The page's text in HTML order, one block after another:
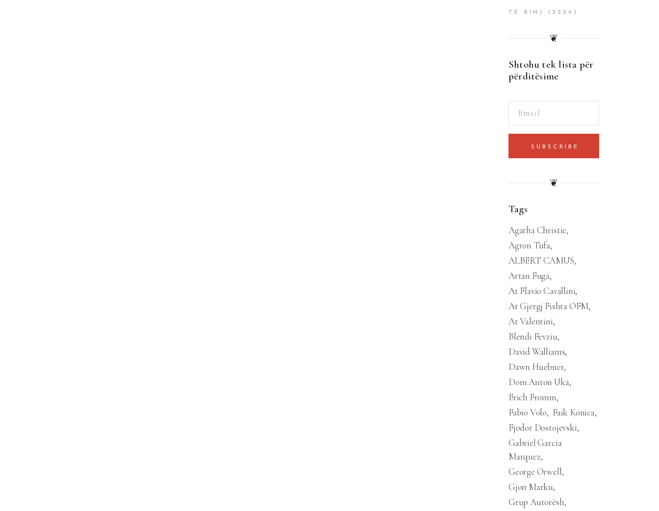
TË RINJ (2229)
❦
Shtohu tek lista për
përditësime
SUBSCRIBE
❦
Tags
Agatha Christie
Agron Tufa
ALBERT CAMUS
Artan Fuga
At Flavio Cavallini
At Gjergj Fishta OFM
At Valentini
Blendi Fevziu
David Walliams
Dawn Huebner
Dom Anton Uka
Erich Fromm
Fabio Volo
Faik Konica
Fjodor Dostojevski
Gabriel Garcia
Marquez
George Orwell
Gjon Marku
Grup Autorësh